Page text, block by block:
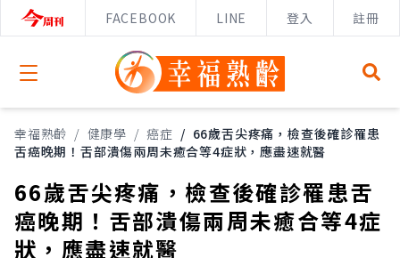
FACEBOOK LINE 登入 註冊
Open menu
幸福熟齡 / 健康學 / 癌症 / 66歲舌尖疼痛，檢查後確診罹患
舌癌晚期！舌部潰傷兩周未癒合等4症狀，應盡速就醫
66歲舌尖疼痛，檢查後確診罹患舌
癌晚期！舌部潰傷兩周未癒合等4症
狀，應盡速就醫